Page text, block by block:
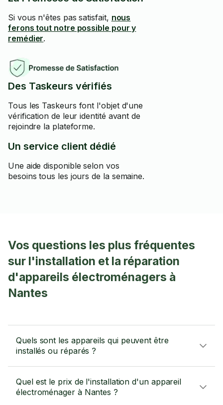
Si vous n'êtes pas satisfait, nous
ferons tout notre possible pour y
remédier.
Des Taskeurs vérifiés
Tous les Taskeurs font l'objet d'une
vérification de leur identité avant de
rejoindre la plateforme.
Un service client dédié
Une aide disponible selon vos
besoins tous les jours de la semaine.
Vos questions les plus fréquentes
sur l'installation et la réparation
d'appareils électroménagers à
Nantes
Quels sont les appareils qui peuvent être
installés ou réparés ?
Quel est le prix de l'installation d'un appareil
électroménager à Nantes ?